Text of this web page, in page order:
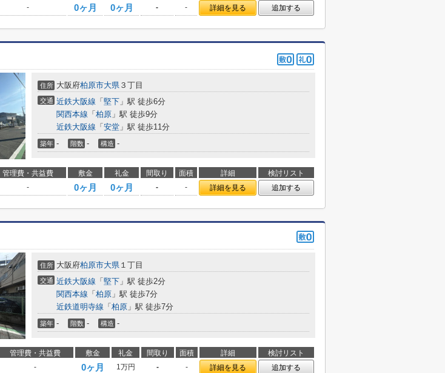
- 0ヶ月 0ヶ月 - - 詳細を見る 追加する
住所 大阪府柏原市大県 ３丁目
交通 近鉄大阪線 「 堅下 」駅 徒歩6分
関西本線 「 柏原 」駅 徒歩9分
近鉄大阪線 「 安堂 」駅 徒歩11分
築年 - 階数 - 構造 -
管理費・共益費 敷金 礼金 間取り 面積 詳細
検討リスト
- 0ヶ月 0ヶ月 - - 詳細を見る 追加する
住所 大阪府柏原市大県 １丁目
交通 近鉄大阪線 「 堅下 」駅 徒歩2分
関西本線 「 柏原 」駅 徒歩7分
近鉄道明寺線 「 柏原 」駅 徒歩7分
築年 - 階数 - 構造 -
管理費・共益費 敷金 礼金 間取り 面積 詳細
検討リスト
- 0ヶ月 1万円 - - 詳細を見る 追加する